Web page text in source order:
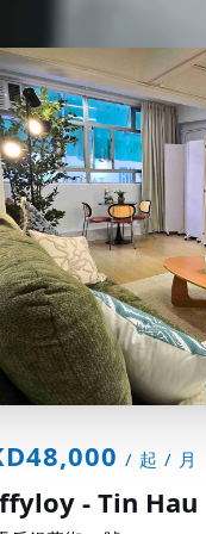
/ 起 / 月
- Tin Hau